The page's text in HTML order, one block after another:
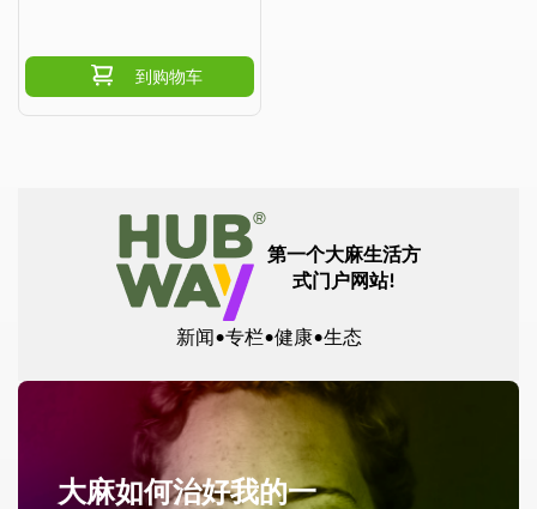
到购物车
第一个大麻生活方
式门户网站!
新闻•专栏•健康•生态
大麻如何治好我的一